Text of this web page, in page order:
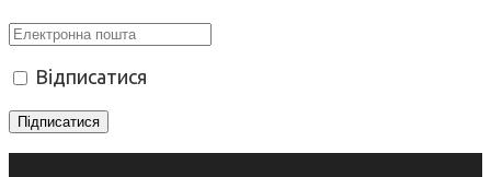
Відписатися